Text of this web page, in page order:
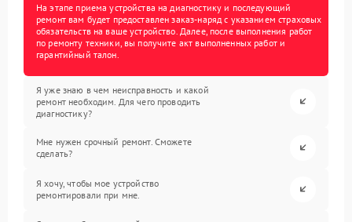
На этапе приема устройства на диагностику и последующий
ремонт вам будет предоставлен заказ-наряд с указанием страховых
обязательств на ваше устройство. Далее, после выполнения работ
по ремонту техники, вы получите акт выполненных работ и
гарантийный талон.
Я уже знаю в чем неисправность и какой
ремонт необходим. Для чего проводить
диагностику?
Мне нужен срочный ремонт. Сможете
сделать?
Я хочу, чтобы мое устройство
ремонтировали при мне.